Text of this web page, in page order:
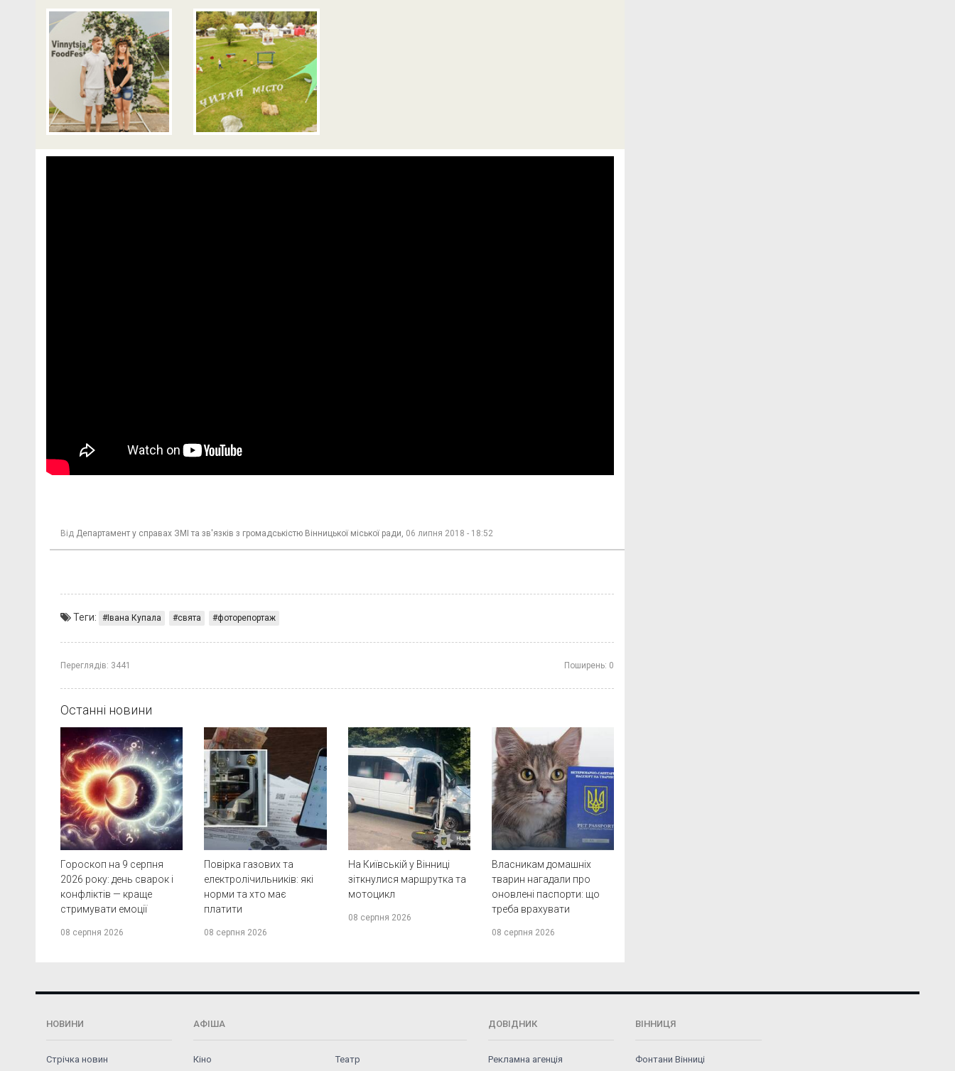
Від Департамент у справах ЗМІ та зв'язків з громадськістю Вінницької міської ради, 06 липня 2018 - 18:52
Теги: Івана Купала свята фоторепортаж
Переглядів: 3441 Поширень: 0
Останні новини
Гороскоп на 9 серпня
2026 року: день сварок і
конфліктів — краще
стримувати емоції
08 серпня 2026
Повірка газових та
електролічильників: які
норми та хто має
платити
08 серпня 2026
На Київській у Вінниці
зіткнулися маршрутка та
мотоцикл
08 серпня 2026
Власникам домашніх
тварин нагадали про
оновлені паспорти: що
треба врахувати
08 серпня 2026
НОВИНИ
Стрічка новин
АФІША
Кіно Театр
ДОВІДНИК
Рекламна агенція
ВІННИЦЯ
Фонтани Вінниці